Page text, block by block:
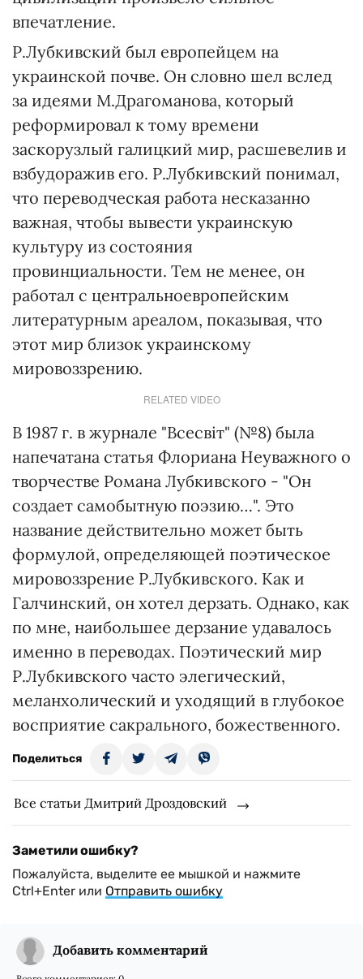
впечатление.
Р.Лубкивский был европейцем на
украинской почве. Он словно шел вслед
за идеями М.Драгоманова, который
реформировал к тому времени
заскорузлый галицкий мир, расшевелив и
взбудоражив его. Р.Лубкивский понимал,
что переводческая работа несказанно
важная, чтобы вывести украинскую
культуру из состояния
провинциальности. Тем не менее, он
работал с центральноевропейским
литературным ареалом, показывая, что
этот мир близок украинскому
мировоззрению.
RELATED VIDEO
В 1987 г. в журнале "Всесвіт" (№8) была
напечатана статья Флориана Неуважного о
творчестве Романа Лубкивского - "Он
создает самобытную поэзию…". Это
название действительно может быть
формулой, определяющей поэтическое
мировоззрение Р.Лубкивского. Как и
Галчинский, он хотел дерзать. Однако, как
по мне, наибольшее дерзание удавалось
именно в переводах. Поэтический мир
Р.Лубкивского часто элегический,
меланхолический и уходящий в глубокое
восприятие сакрального, божественного.
Поделиться
Все статьи Дмитрий Дроздовский
Заметили ошибку?
Пожалуйста, выделите ее мышкой и нажмите
Ctrl+Enter или Отправить ошибку
Добавить комментарий